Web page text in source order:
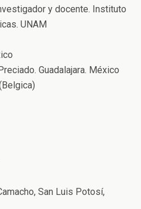
y docente. Instituto
UNAM
Guadalajara. México
San Luis Potosí,